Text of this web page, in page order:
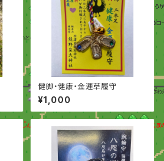
健脚・健康・金運草履守
¥1,000